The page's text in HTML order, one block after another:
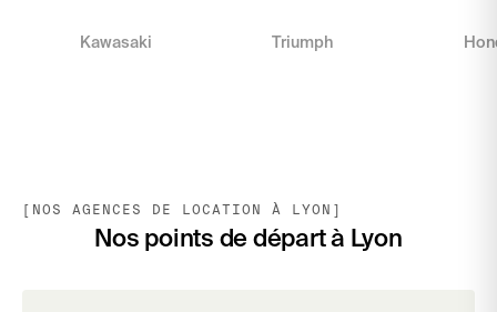
Kawasaki Triumph
[NOS AGENCES DE LOCATION À LYON]
Nos points de départ à Lyon